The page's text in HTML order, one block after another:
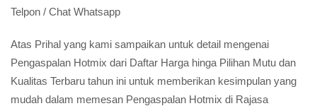
Telpon / Chat Whatsapp
Atas Prihal yang kami sampaikan untuk detail mengenai
Pengaspalan Hotmix dari Daftar Harga hinga Pilihan Mutu dan
Kualitas Terbaru tahun ini untuk memberikan kesimpulan yang
mudah dalam memesan Pengaspalan Hotmix di Rajasa